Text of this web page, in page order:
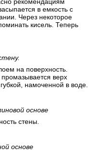
рекомендациям
в емкость с
Через некоторое
кисель. Теперь
на поверхность.
верх
намоченной в воде.
основе
стены.
основе